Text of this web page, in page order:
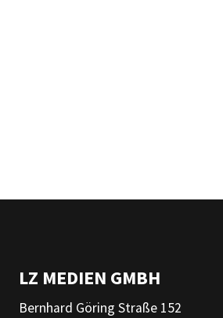
LZ MEDIEN GMBH
Bernhard Göring Straße 152